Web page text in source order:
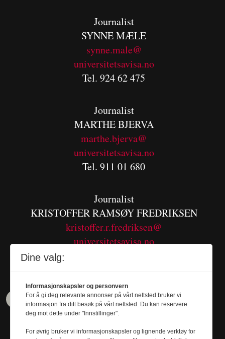
Journalist
SYNNE MÆLE
synne.male@
universitetsavisa.no
Tel. 924 62 475
Journalist
MARTHE BJERVA
marthe.bjerva@
universitetsavisa.no
Tel. 911 01 680
Journalist
KRISTOFFER RAMSØY FREDRIKSEN
kristoffer.r.fredriksen@
universitetsavisa.no
Dine valg:
Informasjonskapsler og personvern
For å gi deg relevante annonser på vårt nettsted bruker vi
informasjon fra ditt besøk på vårt nettsted. Du kan reservere
deg mot dette under "Innstillinger".
For øvrig bruker vi informasjonskapsler og lignende verktøy for